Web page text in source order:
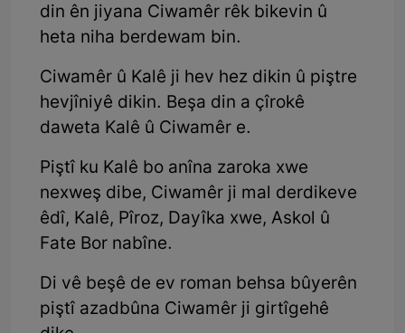
din ên jiyana Ciwamêr rêk bikevin û
heta niha berdewam bin.
Ciwamêr û Kalê ji hev hez dikin û piştre
hevjîniyê dikin. Beşa din a çîrokê
daweta Kalê û Ciwamêr e.
Piştî ku Kalê bo anîna zaroka xwe
nexweş dibe, Ciwamêr ji mal derdikeve
êdî, Kalê, Pîroz, Dayîka xwe, Askol û
Fate Bor nabîne.
Di vê beşê de ev roman behsa bûyerên
piştî azadbûna Ciwamêr ji girtîgehê